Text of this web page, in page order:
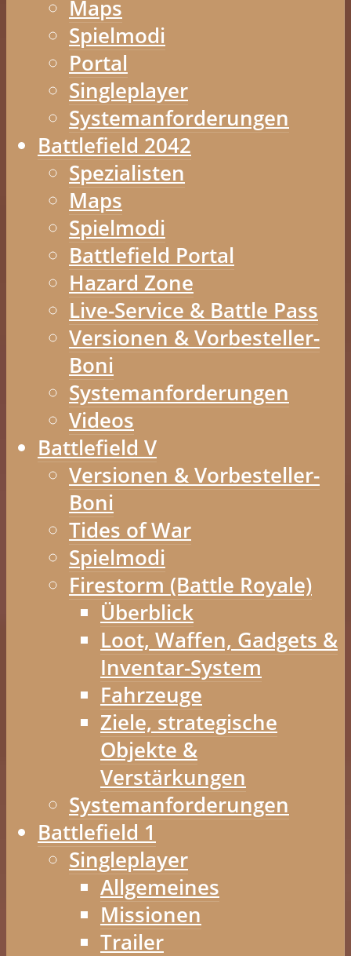
Maps
Spielmodi
Portal
Singleplayer
Systemanforderungen
Battlefield 2042
Spezialisten
Maps
Spielmodi
Battlefield Portal
Hazard Zone
Live-Service & Battle Pass
Versionen & Vorbesteller-
Boni
Systemanforderungen
Videos
Battlefield V
Versionen & Vorbesteller-
Boni
Tides of War
Spielmodi
Firestorm (Battle Royale)
Überblick
Loot, Waffen, Gadgets &
Inventar-System
Fahrzeuge
Ziele, strategische
Objekte &
Verstärkungen
Systemanforderungen
Battlefield 1
Singleplayer
Allgemeines
Missionen
Trailer